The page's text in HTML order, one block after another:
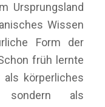
Ursprungsland
Wissen
Form der
früh lernte
körperliches
sondern als